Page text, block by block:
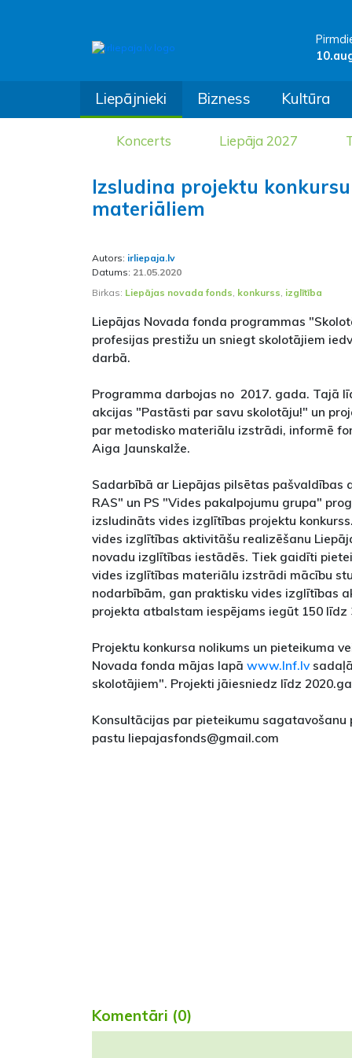
Liepājnieki Bizness Kultūra
Koncerts Liepāja 2027
Izsludina projektu
materiāliem
Autors: irliepaja.lv
Datums: 21.05.2020
Birkas: Liepājas novada fonds konkurss izglītība
Liepājas Novada fonda programmas
profesijas prestižu un sniegt skolotājiem
darbā.
Programma darbojas no 2017. gada. Tajā
akcijas "Pastāsti par savu skolotāju!" un
par metodisko materiālu izstrādi, informē
Aiga Jaunskalže.
Sadarbībā ar Liepājas pilsētas pašvaldības
RAS" un PS "Vides pakalpojumu grupa"
izsludināts vides izglītības projektu
vides izglītības aktivitāšu realizēšanu
novadu izglītības iestādēs. Tiek gaidīti
vides izglītības materiālu izstrādi mācību
nodarbībām, gan praktisku vides izglītības
projekta atbalstam iespējams iegūt 150 līdz
Projektu konkursa nolikums un pieteikuma
Novada fonda mājas lapā www.lnf.lv
skolotājiem". Projekti jāiesniedz līdz
Konsultācijas par pieteikumu
pastu liepajasfonds@gmail.com
Komentāri (0)